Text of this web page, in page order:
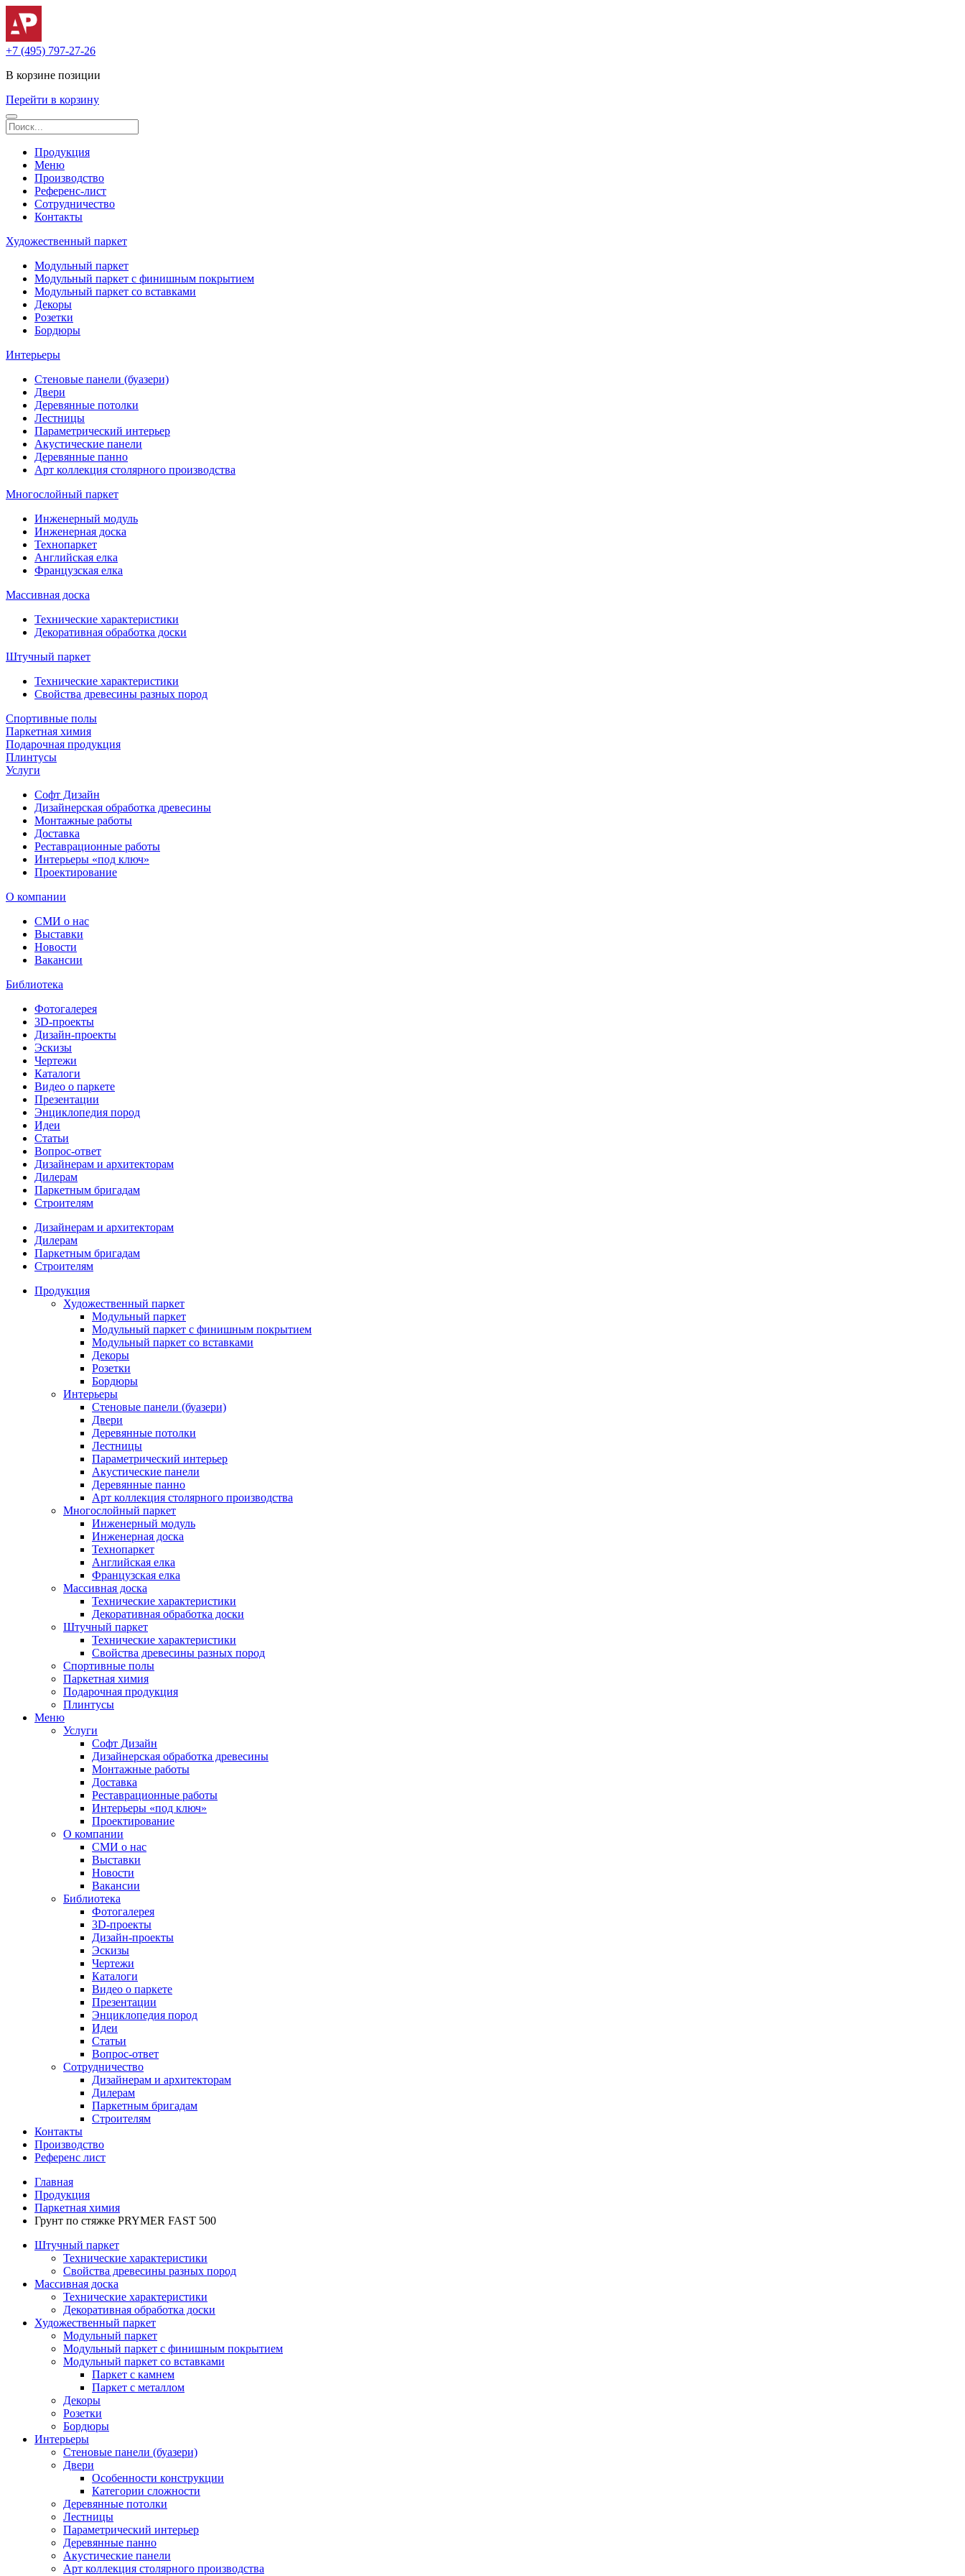
+7 (495) 797-27-26
В корзине позиции
Перейти в корзину
Продукция
Меню
Производство
Референс-лист
Сотрудничество
Контакты
Художественный паркет
Модульный паркет
Модульный паркет с финишным покрытием
Модульный паркет со вставками
Декоры
Розетки
Бордюры
Интерьеры
Стеновые панели (буазери)
Двери
Деревянные потолки
Лестницы
Параметрический интерьер
Акустические панели
Деревянные панно
Арт коллекция столярного производства
Многослойный паркет
Инженерный модуль
Инженерная доска
Технопаркет
Английская елка
Французская елка
Массивная доска
Технические характеристики
Декоративная обработка доски
Штучный паркет
Технические характеристики
Свойства древесины разных пород
Спортивные полы
Паркетная химия
Подарочная продукция
Плинтусы
Услуги
Софт Дизайн
Дизайнерская обработка древесины
Монтажные работы
Доставка
Реставрационные работы
Интерьеры «под ключ»
Проектирование
О компании
СМИ о нас
Выставки
Новости
Вакансии
Библиотека
Фотогалерея
3D-проекты
Дизайн-проекты
Эскизы
Чертежи
Каталоги
Видео о паркете
Презентации
Энциклопедия пород
Идеи
Статьи
Вопрос-ответ
Дизайнерам и архитекторам
Дилерам
Паркетным бригадам
Строителям
Дизайнерам и архитекторам
Дилерам
Паркетным бригадам
Строителям
Продукция
Художественный паркет
Модульный паркет
Модульный паркет с финишным покрытием
Модульный паркет со вставками
Декоры
Розетки
Бордюры
Интерьеры
Стеновые панели (буазери)
Двери
Деревянные потолки
Лестницы
Параметрический интерьер
Акустические панели
Деревянные панно
Арт коллекция столярного производства
Многослойный паркет
Инженерный модуль
Инженерная доска
Технопаркет
Английская елка
Французская елка
Массивная доска
Технические характеристики
Декоративная обработка доски
Штучный паркет
Технические характеристики
Свойства древесины разных пород
Спортивные полы
Паркетная химия
Подарочная продукция
Плинтусы
Меню
Услуги
Софт Дизайн
Дизайнерская обработка древесины
Монтажные работы
Доставка
Реставрационные работы
Интерьеры «под ключ»
Проектирование
О компании
СМИ о нас
Выставки
Новости
Вакансии
Библиотека
Фотогалерея
3D-проекты
Дизайн-проекты
Эскизы
Чертежи
Каталоги
Видео о паркете
Презентации
Энциклопедия пород
Идеи
Статьи
Вопрос-ответ
Сотрудничество
Дизайнерам и архитекторам
Дилерам
Паркетным бригадам
Строителям
Контакты
Производство
Референс лист
Главная
Продукция
Паркетная химия
Грунт по стяжке PRYMER FAST 500
Штучный паркет
Технические характеристики
Свойства древесины разных пород
Массивная доска
Технические характеристики
Декоративная обработка доски
Художественный паркет
Модульный паркет
Модульный паркет с финишным покрытием
Модульный паркет со вставками
Паркет с камнем
Паркет с металлом
Декоры
Розетки
Бордюры
Интерьеры
Стеновые панели (буазери)
Двери
Особенности конструкции
Категории сложности
Деревянные потолки
Лестницы
Параметрический интерьер
Деревянные панно
Акустические панели
Арт коллекция столярного производства